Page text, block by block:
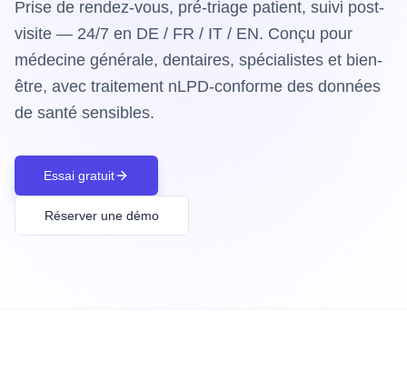
Prise de rendez-vous, pré-triage patient, suivi post-
visite — 24/7 en DE / FR / IT / EN. Conçu pour
médecine générale, dentaires, spécialistes et bien-
être, avec traitement nLPD-conforme des données
de santé sensibles.
Essai gratuit
Réserver une démo